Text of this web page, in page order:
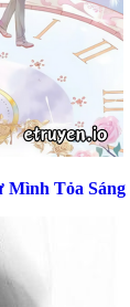
Mình Tỏa Sáng